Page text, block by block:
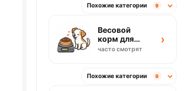
Похожие категории 9
Весовой
корм для
собак
часто смотрят
›
Похожие категории 9